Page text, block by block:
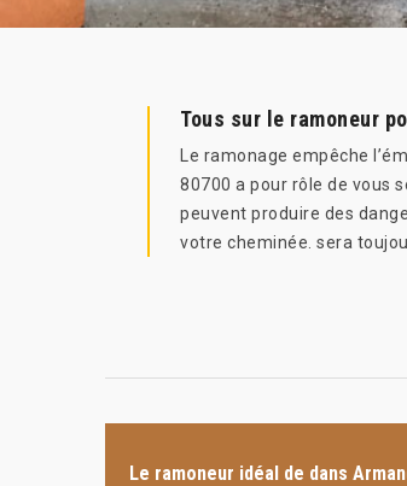
Tous sur le ramoneur
Le ramonage empêche
80700 a pour rôle de vous
peuvent produire des
votre cheminée. sera
Le ramoneur idéal de dans